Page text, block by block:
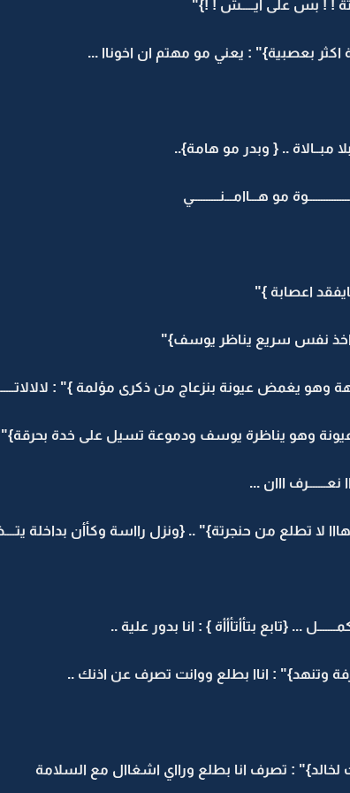
! ! بس على ايـــــش ! !}"
بعصبية}" : يعني مو مهتم ان اخوناا ...
.. { وبدر مو هامة}..
مو هـــاامـــنــــــــــي
اعصابة }"
نفس سريع يناظر يوسف}"
عيونة بنزعاج من ذكرى مؤلمة }" :
وهو يناظرة يوسف ودموعة تسيل على خدة بحرقة}"
ااان ...
لا تطلع من حنجرتة}" .. {ونزل رااسة وكأأن بداخلة
... {تابع بتأأتأأأة } : انا بدور علية ..
وتنهد}" : اناا بطلع ووانت تصرف عن اذنك ..
: تصرف انا بطلع ورااي اشغاال مع السلامة